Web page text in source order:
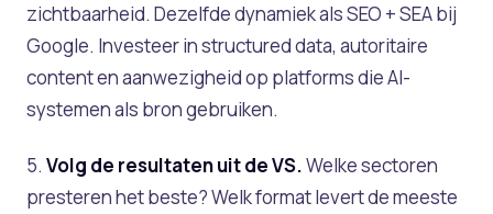
zichtbaarheid. Dezelfde dynamiek als SEO + SEA bij
Google. Investeer in structured data, autoritaire
content en aanwezigheid op platforms die AI-
systemen als bron gebruiken.
5. Volg de resultaten uit de VS.Welke sectoren
presteren het beste? Welk format levert de meeste